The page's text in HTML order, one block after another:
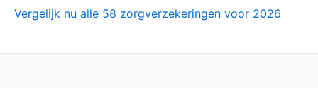
Vergelijk nu alle 58 zorgverzekeringen voor 2026